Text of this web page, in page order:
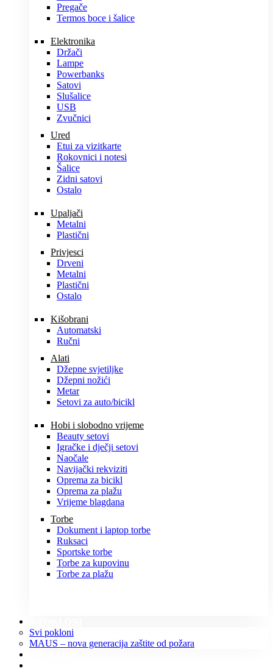
Pregače
Termos boce i šalice
Elektronika
Držači
Lampe
Powerbanks
Satovi
Slušalice
USB
Zvučnici
Ured
Etui za vizitkarte
Rokovnici i notesi
Šalice
Zidni satovi
Ostalo
Upaljači
Metalni
Plastični
Privjesci
Drveni
Metalni
Plastični
Ostalo
Kišobrani
Automatski
Ručni
Alati
Džepne svjetiljke
Džepni nožići
Metar
Setovi za auto/bicikl
Hobi i slobodno vrijeme
Beauty setovi
Igračke i dječji setovi
Naočale
Navijački rekviziti
Oprema za bicikl
Oprema za plažu
Vrijeme blagdana
Torbe
Dokument i laptop torbe
Ruksaci
Sportske torbe
Torbe za kupovinu
Torbe za plažu
Svi pokloni
MAUS – nova generacija zaštite od požara